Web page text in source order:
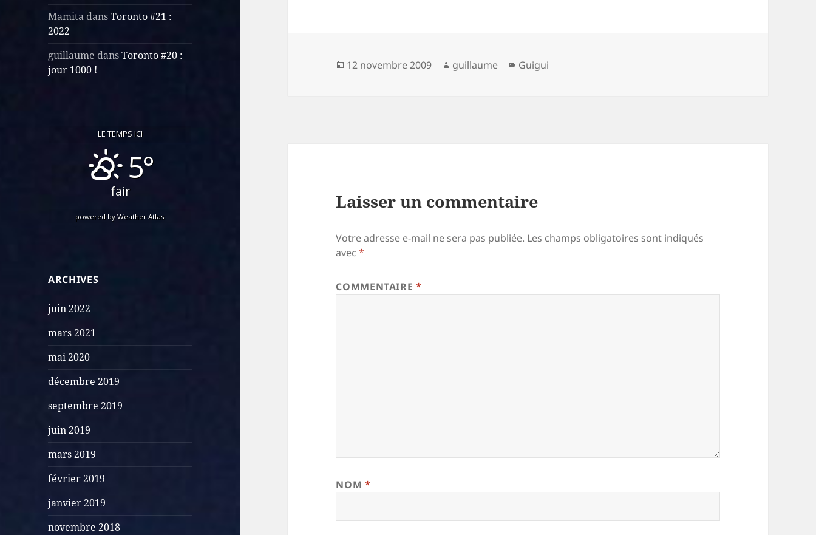
Mamita dansToronto #21 :
2022
guillaume dansToronto #20 :
jour 1000 !
LE TEMPS ICI
5°
fair
powered byWeather Atlas
ARCHIVES
juin 2022
mars 2021
mai 2020
décembre 2019
septembre 2019
juin 2019
mars 2019
février 2019
janvier 2019
novembre 2018
Publié
12 novembre 2009 Auteur
guillaume Catégories
Guigui
Laisser un commentaire
Votre adresse e-mail ne sera pas publiée. Les champs obligatoires sont indiqués
avec*
COMMENTAIRE*
NOM *